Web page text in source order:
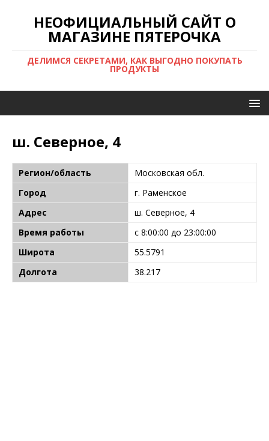
НЕОФИЦИАЛЬНЫЙ САЙТ О
МАГАЗИНЕ ПЯТЕРОЧКА
ДЕЛИМСЯ СЕКРЕТАМИ, КАК ВЫГОДНО ПОКУПАТЬ
ПРОДУКТЫ
ш. Северное, 4
Регион/область
Московская обл.
Город
г. Раменское
Адрес
ш. Северное, 4
Время работы
с 8:00:00 до 23:00:00
Широта
55.5791
Долгота
38.217